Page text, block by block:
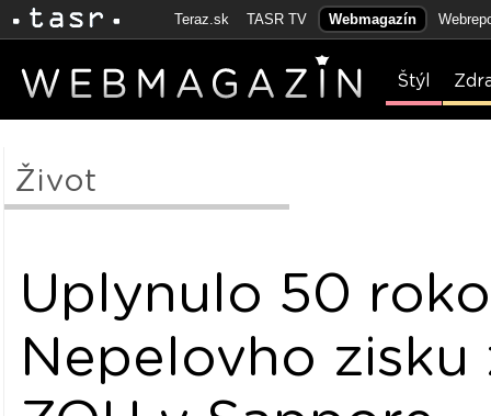
Teraz.sk TASR TV Webmagazín
Štýl
Život
Uplynulo 50
Nepelovho zisku